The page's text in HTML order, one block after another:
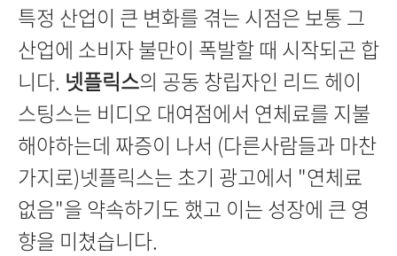
특정 산업이 큰 변화를 겪는 시점은 보통 그
산업에 소비자 불만이 폭발할 때 시작되곤 합
니다. 넷플릭스의 공동 창립자인 리드 헤이
스팅스는 비디오 대여점에서 연체료를 지불
해야하는데 짜증이 나서 (다른사람들과 마찬
가지로)넷플릭스는 초기 광고에서 "연체료
없음"을 약속하기도 했고 이는 성장에 큰 영
향을 미쳤습니다.